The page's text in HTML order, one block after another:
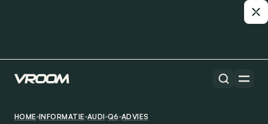
HOME INFORMATIE AUDI Q6 ADVIES